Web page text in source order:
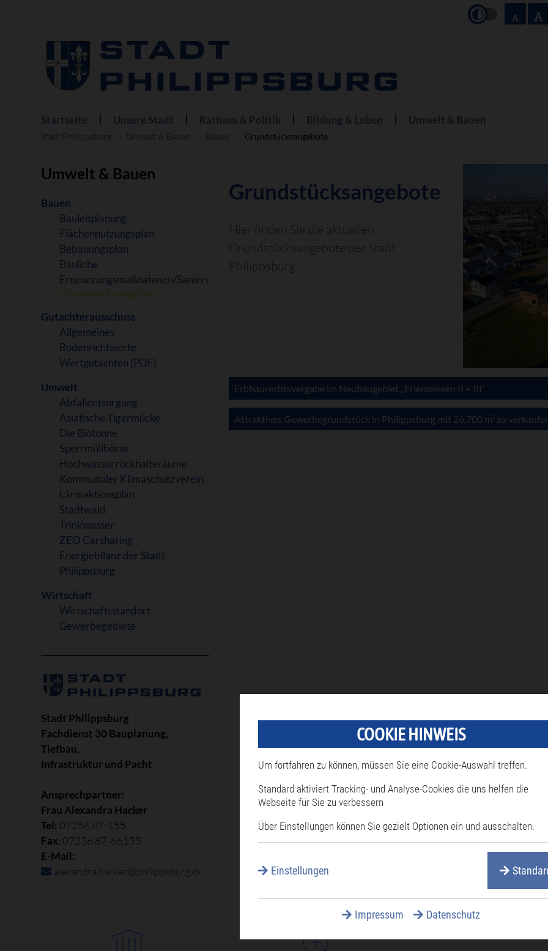
Navigation
überspringen
Startseite Unsere Stadt Rathaus & Politik Bildung & Leben Umwelt & Bauen
Grundstücksangebote
Umwelt & Bauen
Navigation
überspringen
Bauen
Bauleitplanung
Flächennutzungsplan
Bebauungsplan
Bauliche
Erneuerungsmaßnahmen/Sanierung
Grundstücksangebote
Gutachterausschuss
Allgemeines
Bodenrichtwerte
Wertgutachten (PDF)
Umwelt
Abfallentsorgung
Asiatische Tigermücke
Die Biotonne
Sperrmüllbörse
Hochwasserrückhalteräume
Kommunaler Klimaschutzverein
Lärmaktionsplan
Stadtwald
Trinkwasser
ZEO Carsharing
Energiebilanz der Stadt
Philippsburg
Wirtschaft
Wirtschaftsstandort
Gewerbegebiete
Stadt Philippsburg
Fachdienst 30 Bauplanung,
Tiefbau,
Infrastruktur und Pacht
Ansprechpartner:
Frau Alexandra Hacker
Tel: 07256 87-155
Fax: 07256 87-66155
E-Mail:
alexandra.hacker@philippsburg.de
Grundstücksangebote
Hier finden Sie die aktuellen
Grundstücksangebote der Stadt
Philippsburg.
Erbbaurechtsvergabe im Neubaugebiet „Erlenwiesen II + III“
Attraktives Gewerbegrundstück in Philippsburg mit 26.700 m² zu
COOKIE HINWEIS
Um fortfahren zu können, müssen Sie eine Cookie-Auswahl treffen.
Standard aktiviert Tracking- und Analyse-Cookies die uns helfen die
Webseite für Sie zu verbessern
Über Einstellungen können Sie gezielt Optionen ein und ausschalten.
Einstellungen
Impressum Datenschutz